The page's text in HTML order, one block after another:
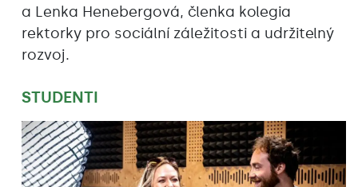
a Lenka Henebergová, členka kolegia
rektorky pro sociální záležitosti a udržitelný
rozvoj.
STUDENTI